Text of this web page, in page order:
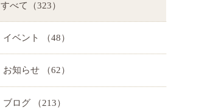
すべて（323）
イベント （48）
お知らせ （62）
ブログ （213）